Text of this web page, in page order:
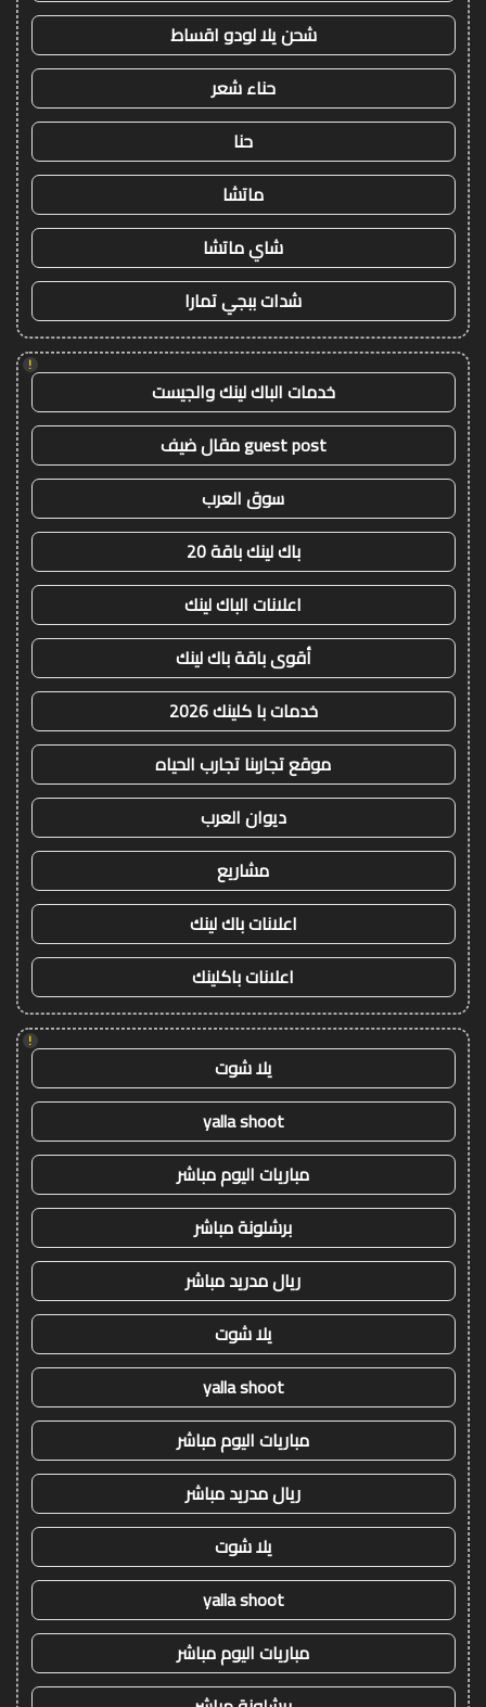
شحن يلا لودو اقساط
حناء شعر
حنا
ماتشا
شاي ماتشا
شدات ببجي تمارا
!
خدمات الباك لينك والجيست
guest post مقال ضيف
سوق العرب
باك لينك باقة 20
اعلانات الباك لينك
أقوى باقة باك لينك
خدمات با كلينك 2026
موقع تجاربنا تجارب الحياه
ديوان العرب
مشاريع
اعلانات باك لينك
اعلانات باكلينك
!
يلا شوت
yalla shoot
مباريات اليوم مباشر
برشلونة مباشر
ريال مدريد مباشر
يلا شوت
yalla shoot
مباريات اليوم مباشر
ريال مدريد مباشر
يلا شوت
yalla shoot
مباريات اليوم مباشر